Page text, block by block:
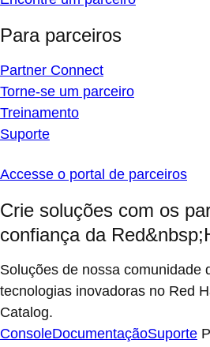
Para parceiros
Partner Connect
Torne-se um parceiro
Treinamento
Suporte
Accesse o portal de parceiros
Crie soluções com os
confiança da
Soluções de nossa comunidade
tecnologias inovadoras no Red
Catalog.
ConsoleDocumentaçãoSuporte